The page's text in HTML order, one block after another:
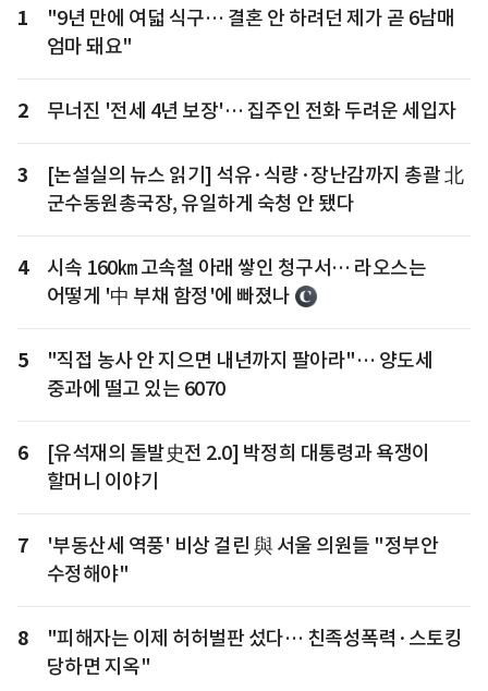
1
"9년 만에 여덟 식구… 결혼 안 하려던 제가 곧 6남매
엄마 돼요"
2 무너진 '전세 4년 보장'… 집주인 전화 두려운 세입자
3
[논설실의 뉴스 읽기] 석유·식량·장난감까지 총괄 北
군수동원총국장, 유일하게 숙청 안 됐다
4
시속 160㎞ 고속철 아래 쌓인 청구서… 라오스는
어떻게 '中 부채 함정'에 빠졌나
5
"직접 농사 안 지으면 내년까지 팔아라"… 양도세
중과에 떨고 있는 6070
6
[유석재의 돌발史전 2.0] 박정희 대통령과 욕쟁이
할머니 이야기
7
'부동산세 역풍' 비상 걸린 與 서울 의원들 "정부안
수정해야"
8
"피해자는 이제 허허벌판 섰다… 친족성폭력·스토킹
당하면 지옥"